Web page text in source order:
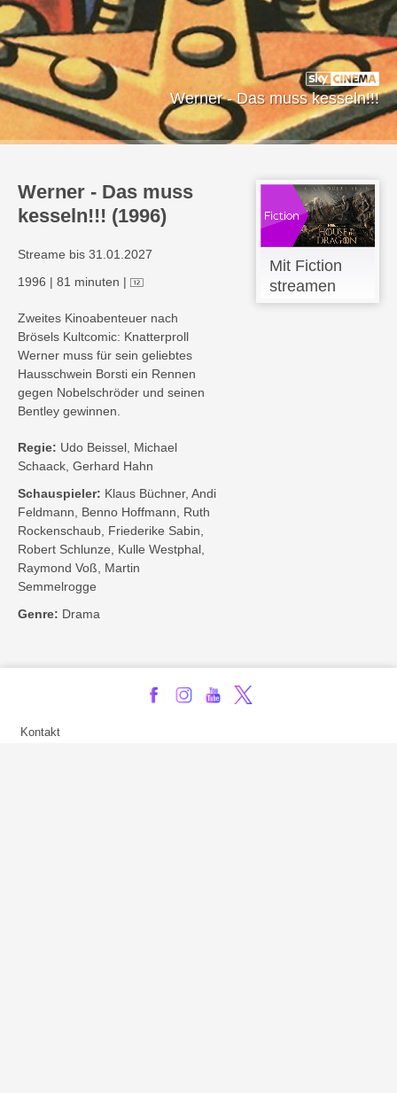
Werner - Das muss kesseln!!!
Werner - Das muss
kesseln!!! (1996)
Streame bis 31.01.2027
1996 | 81 minuten |
Zweites Kinoabenteuer nach
Brösels Kultcomic: Knatterproll
Werner muss für sein geliebtes
Hausschwein Borsti ein Rennen
gegen Nobelschröder und seinen
Bentley gewinnen.
Regie: Udo Beissel, Michael
Schaack, Gerhard Hahn
Schauspieler: Klaus Büchner, Andi
Feldmann, Benno Hoffmann, Ruth
Rockenschaub, Friederike Sabin,
Robert Schlunze, Kulle Westphal,
Raymond Voß, Martin
Semmelrogge
Genre: Drama
Mit Fiction
streamen
Kontakt